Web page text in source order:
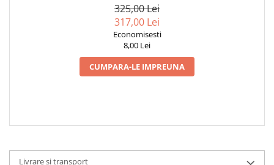
325,00 Lei
317,00 Lei
Economisesti
8,00 Lei
CUMPARA-LE IMPREUNA
Livrare si transport